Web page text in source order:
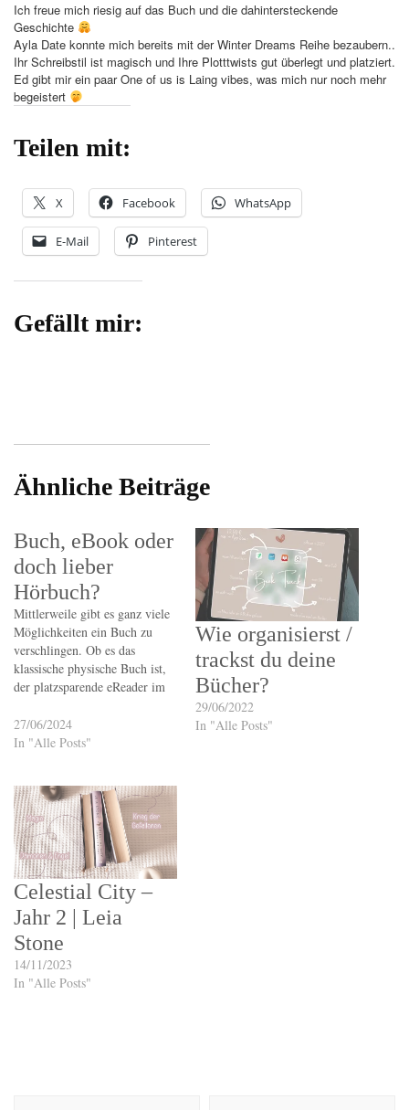
Ich freue mich riesig auf das Buch und die dahintersteckende
Geschichte
Ayla Date konnte mich bereits mit der Winter Dreams Reihe bezaubern..
Ihr Schreibstil ist magisch und Ihre Plotttwists gut überlegt und platziert.
Ed gibt mir ein paar One of us is Laing vibes, was mich nur noch mehr
begeistert
Teilen mit:
X Facebook WhatsApp
E-Mail Pinterest
Gefällt mir:
Ähnliche Beiträge
Buch, eBook oder
doch lieber
Hörbuch?
Mittlerweile gibt es ganz viele
Möglichkeiten ein Buch zu
verschlingen. Ob es das
klassische physische Buch ist,
der platzsparende eReader im
vielleicht doch lieber meine
Kopfhörer und höre mir das
welches welche Vorzüge hat
und…
27/06/2024
In "Alle Posts"
Wie organisierst /
trackst du deine
Bücher?
29/06/2022
In "Alle Posts"
Celestial City –
Jahr 2 | Leia
Stone
14/11/2023
In "Alle Posts"